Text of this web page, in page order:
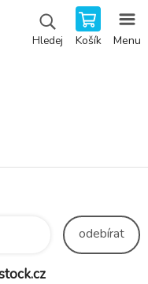
Hledej Košík Menu
odebírat